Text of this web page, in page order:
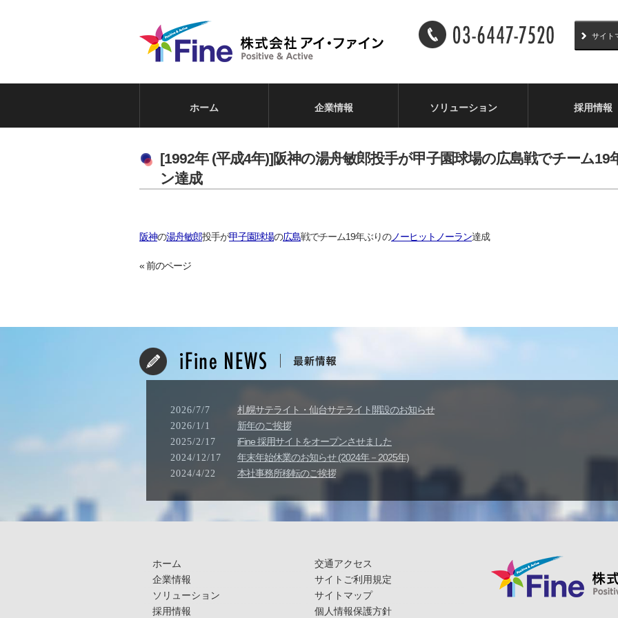
サイト
ホーム 企業情報 ソリューション 採用情報
[1992年 (平成4年)]阪神の湯舟敏郎投手が甲子園球場の広島戦でチーム
ン達成
阪神の湯舟敏郎投手が甲子園球場の広島戦でチーム19年ぶりのノーヒットノーラン達成
« 前のページ
2026/7/7 札幌サテライト・仙台サテライト開設のお知らせ
2026/1/1 新年のご挨拶
2025/2/17 iFine 採用サイトをオープンさせました
2024/12/17 年末年始休業のお知らせ (2024年－2025年)
2024/4/22 本社事務所移転のご挨拶
ホーム
企業情報
ソリューション
採用情報
交通アクセス
サイトご利用規定
サイトマップ
個人情報保護方針